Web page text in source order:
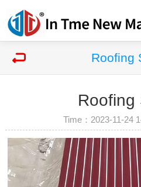
Roofing
Roofing
Time：2023-11-24